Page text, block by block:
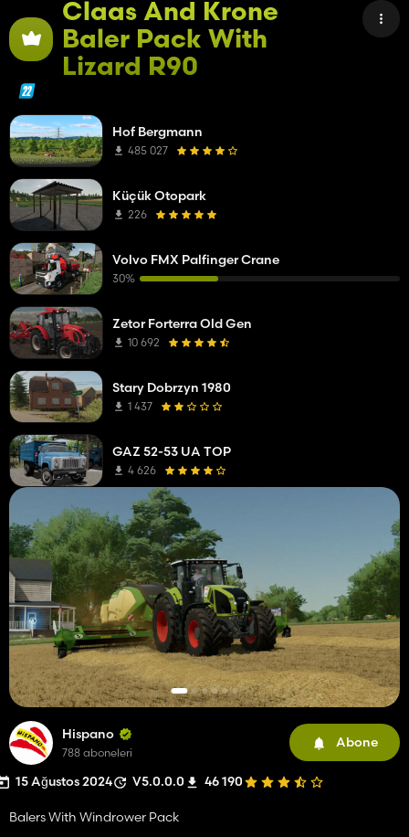
Claas And Krone
Baler Pack With
Lizard R90
Hispano
788 aboneleri
Abone
15 Ağustos 2024 V5.0.0.0 46 190
Balers With Windrower Pack
Hof Bergmann
485 027
Küçük Otopark
226
Volvo FMX Palfinger Crane
30%
Zetor Forterra Old Gen
10 692
Stary Dobrzyn 1980
1 437
GAZ 52-53 UA TOP
4 626